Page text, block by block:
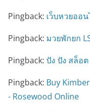
Pingback: เว็บหวยออ
Pingback: มวยพักยก
Pingback: ปัง ปัง สล็อต
Pingback: Buy
- Rosewood Online